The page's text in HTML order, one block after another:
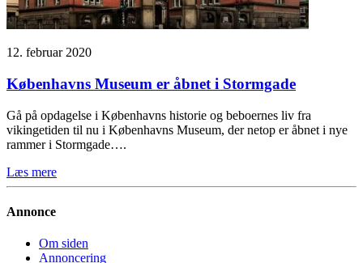
12. februar 2020
Københavns Museum er åbnet i Stormgade
Gå på opdagelse i Københavns historie og beboernes liv fra
vikingetiden til nu i Københavns Museum, der netop er åbnet i nye
rammer i Stormgade….
Læs mere
Annonce
Om siden
Annoncering